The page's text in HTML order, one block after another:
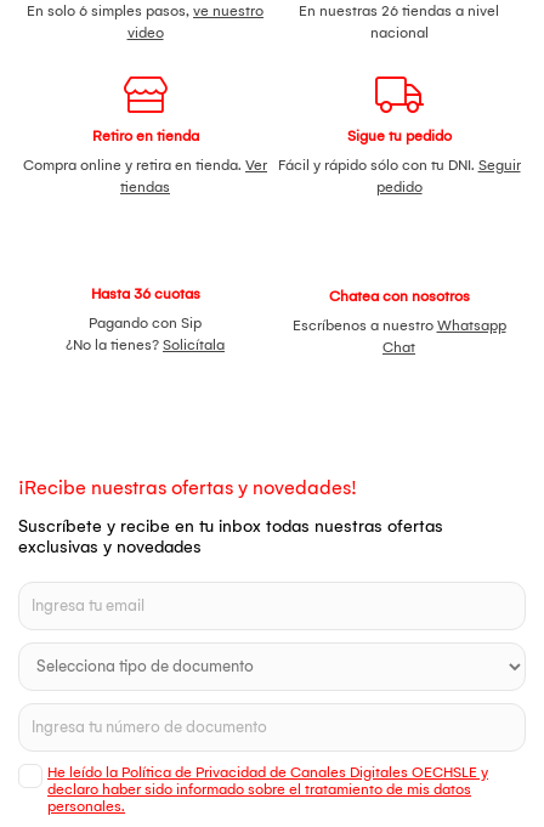
En solo 6 simples pasos, ve nuestro
video
En nuestras 26 tiendas a nivel
nacional
Retiro en tienda
Compra online y retira en tienda. Ver
tiendas
Sigue tu pedido
Fácil y rápido sólo con tu DNI. Seguir
pedido
Hasta 36 cuotas
Pagando con Sip
¿No la tienes? Solicítala
Chatea con nosotros
Escríbenos a nuestro Whatsapp
Chat
¡Recibe nuestras ofertas y novedades!
Suscríbete y recibe en tu inbox todas nuestras ofertas
exclusivas y novedades
He leído la Política de Privacidad de Canales Digitales OECHSLE y
declaro haber sido informado sobre el tratamiento de mis datos
personales.